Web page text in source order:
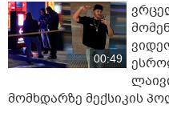
00:49
მომხდარზე მექსიკის